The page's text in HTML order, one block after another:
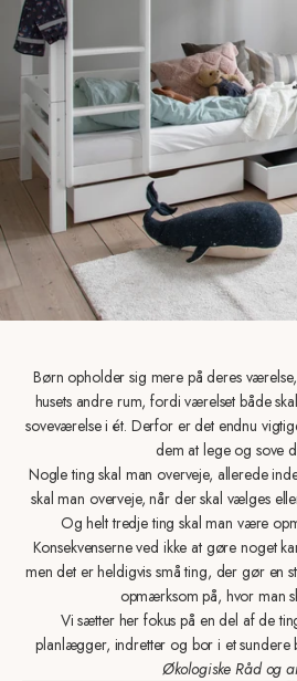
Børn opholder sig mere på deres
husets andre rum, fordi værelset både
soveværelse i ét. Derfor er det endnu
dem at lege og sove
Nogle ting skal man overveje, allerede
skal man overveje, når der skal vælges
Og helt tredje ting skal man være
Konsekvenserne ved ikke at gøre noget
men det er heldigvis små ting, der gør en
opmærksom på, hvor man
Vi sætter her fokus på en del af de
planlægger, indretter og bor i et
Økologiske Råd og